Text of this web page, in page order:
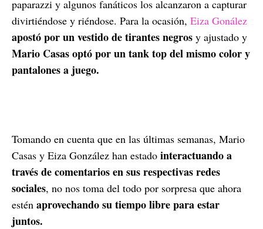
paparazzi y algunos fanáticos los alcanzaron a capturar
divirtiéndose y riéndose. Para la ocasión, Eiza Gonález
apostó por un vestido de tirantes negros y ajustado y
Mario Casas optó por un tank top del mismo color y
pantalones a juego.
Tomando en cuenta que en las últimas semanas, Mario
Casas y Eiza González han estado interactuando a
través de comentarios en sus respectivas redes
sociales, no nos toma del todo por sorpresa que ahora
estén aprovechando su tiempo libre para estar
juntos.